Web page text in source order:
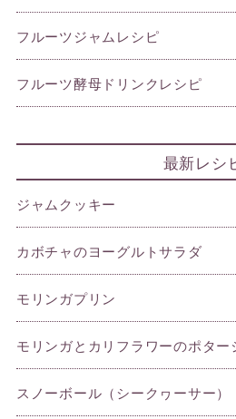
フルーツジャムレシピ
フルーツ酵母ドリンクレシピ
最新レシ
ジャムクッキー
カボチャのヨーグルトサラダ
モリンガプリン
モリンガとカリフラワーのポター
スノーボール（シークヮーサー）